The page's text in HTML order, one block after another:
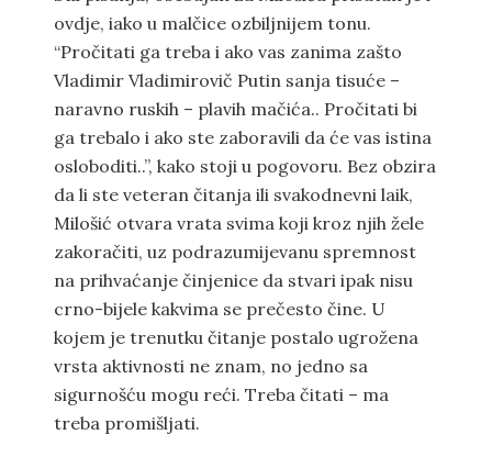
ovdje, iako u malčice ozbiljnijem tonu.
“Pročitati ga treba i ako vas zanima zašto
Vladimir Vladimirovič Putin sanja tisuće –
naravno ruskih – plavih mačića.. Pročitati bi
ga trebalo i ako ste zaboravili da će vas istina
osloboditi..”, kako stoji u pogovoru. Bez obzira
da li ste veteran čitanja ili svakodnevni laik,
Milošić otvara vrata svima koji kroz njih žele
zakoračiti, uz podrazumijevanu spremnost
na prihvaćanje činjenice da stvari ipak nisu
crno-bijele kakvima se prečesto čine. U
kojem je trenutku čitanje postalo ugrožena
vrsta aktivnosti ne znam, no jedno sa
sigurnošću mogu reći. Treba čitati – ma
treba promišljati.